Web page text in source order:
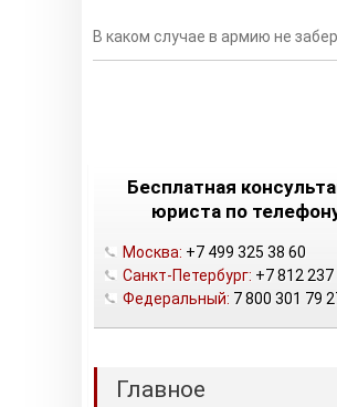
В каком случае в армию не
Бесплатная
юриста по
Москва: +7 499 325 38 60
Санкт-Петербург: +7 812 237
Федеральный: 7 800 301 79
Главное